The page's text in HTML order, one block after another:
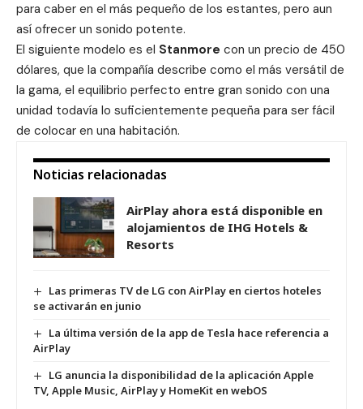
para caber en el más pequeño de los estantes, pero aun
así ofrecer un sonido potente.
El siguiente modelo es el Stanmore con un precio de 450
dólares, que la compañía describe como el más versátil de
la gama, el equilibrio perfecto entre gran sonido con una
unidad todavía lo suficientemente pequeña para ser fácil
de colocar en una habitación.
Noticias relacionadas
AirPlay ahora está disponible en
alojamientos de IHG Hotels &
Resorts
Las primeras TV de LG con AirPlay en ciertos hoteles
se activarán en junio
La última versión de la app de Tesla hace referencia a
AirPlay
LG anuncia la disponibilidad de la aplicación Apple
TV, Apple Music, AirPlay y HomeKit en webOS